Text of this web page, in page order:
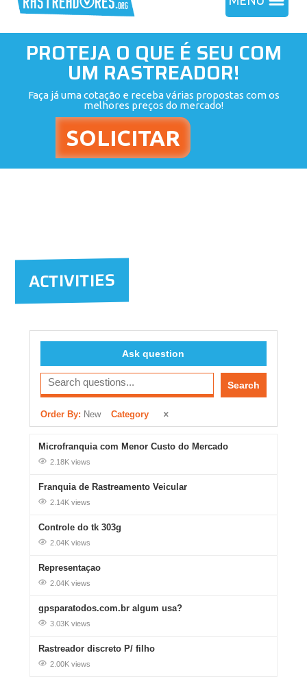
PROTEJA O QUE É SEU COM
UM RASTREADOR!
Faça já uma cotação e receba várias propostas com os
melhores preços do mercado!
ACTIVITIES
Ask question
Search
Order By: New Category
Microfranquia com Menor Custo do Mercado
2.18K views
Franquia de Rastreamento Veicular
2.14K views
Controle do tk 303g
2.04K views
Representaçao
2.04K views
gpsparatodos.com.br algum usa?
3.03K views
Rastreador discreto P/ filho
2.00K views